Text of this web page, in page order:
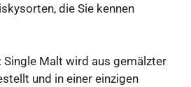
die Sie kennen
: Single Malt wird aus gemälzter
und in einer einzigen